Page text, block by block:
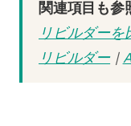
関連項目も参
リビルダーを
リビルダー|